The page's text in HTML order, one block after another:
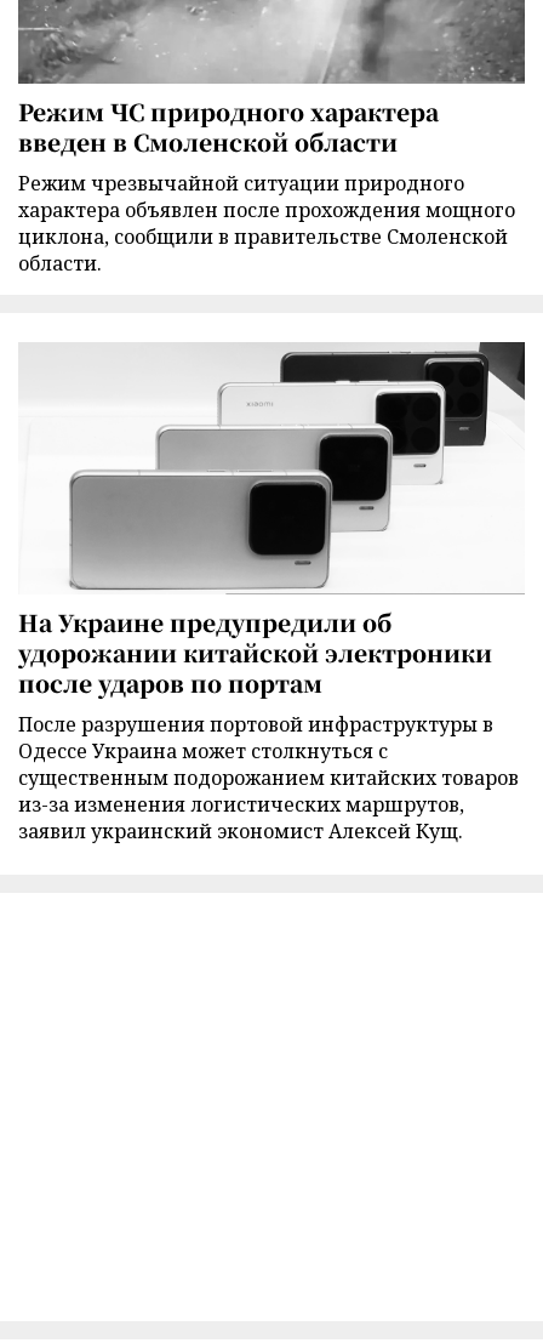
Режим ЧС природного характера
введен в Смоленской области
Режим чрезвычайной ситуации природного
характера объявлен после прохождения мощного
циклона, сообщили в правительстве Смоленской
области.
На Украине предупредили об
удорожании китайской электроники
после ударов по портам
После разрушения портовой инфраструктуры в
Одессе Украина может столкнуться с
существенным подорожанием китайских товаров
из-за изменения логистических маршрутов,
заявил украинский экономист Алексей Кущ.